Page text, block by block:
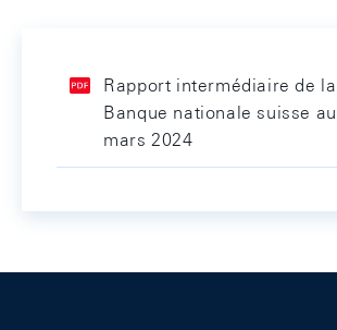
Rapport intermédiaire de la
Banque nationale suisse au
mars 2024